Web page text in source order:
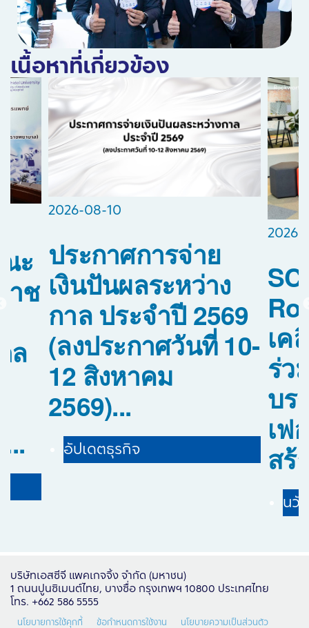
เนื้อหาที่เกี่ยวข้อง
ะ
าช
ล
2026-08-10
ประกาศการจ่าย
เงินปันผลระหว่าง
กาล ประจำปี 2569
(ลงประกาศวันที่ 10-
12 สิงหาคม
2569)...
อัปเดตธุรกิจ
2026-
เค
ร่ว
บร
เฟ
สร้
นวั
บริษัทเอสซีจี แพคเกจจิ้ง จำกัด (มหาชน)
1 ถนนปูนซิเมนต์ไทย, บางซื่อ กรุงเทพฯ 10800 ประเทศไทย
โทร. +662 586 5555
นโยบายการใช้คุกกี้ ข้อกำหนดการใช้งาน นโยบายความเป็นส่วนตัว